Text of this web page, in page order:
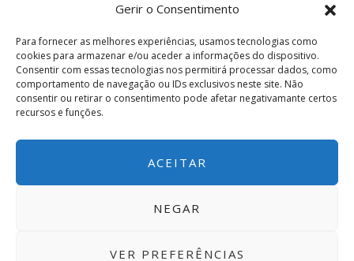
Gerir o Consentimento
Para fornecer as melhores experiências, usamos tecnologias como
cookies para armazenar e/ou aceder a informações do dispositivo.
Consentir com essas tecnologias nos permitirá processar dados, como
comportamento de navegação ou IDs exclusivos neste site. Não
consentir ou retirar o consentimento pode afetar negativamante certos
recursos e funções.
ACEITAR
NEGAR
VER PREFERÊNCIAS